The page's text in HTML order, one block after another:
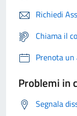
Richiedi
Chiama il
Prenota
Problemi in
Segnala